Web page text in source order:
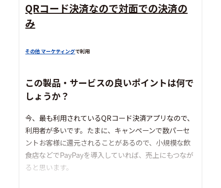
QRコード決済なので対面での決済の
み
その他 マーケティングで利用
この製品・サービスの良いポイントは何で
しょうか？
今、最も利用されているQRコード決済アプリなので、
利用者が多いです。たまに、キャンペーンで数パーセ
ントお客様に還元されることがあるので、小規模な飲
食店などでPayPayを導入していれば、売上にもつなが
ると思います。